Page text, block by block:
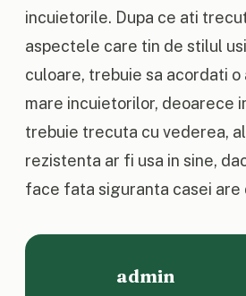
incuietorile. Dupa ce ati
aspectele care tin de stilul
culoare, trebuie sa acordati
mare incuietorilor, deoarece
trebuie trecuta cu vederea,
rezistenta ar fi usa in sine,
face fata siguranta casei are
admin